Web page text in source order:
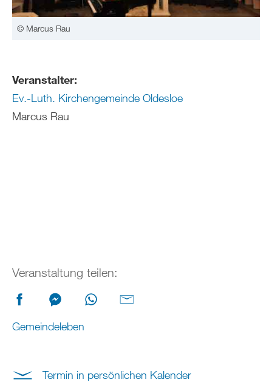
© Marcus Rau
Veranstalter:
Ev.-Luth. Kirchengemeinde Oldesloe
Marcus Rau
Veranstaltung teilen:
Gemeindeleben
Termin in persönlichen Kalender